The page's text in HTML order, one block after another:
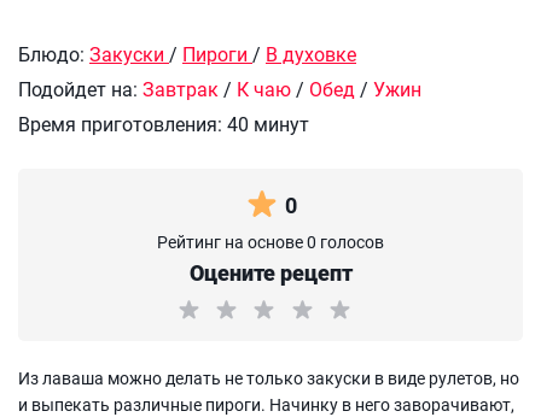
Блюдо: Закуски / Пироги / В духовке
Подойдет на: Завтрак / К чаю / Обед / Ужин
Время приготовления: 40 минут
0
Рейтинг на основе 0 голосов
Оцените рецепт
Из лаваша можно делать не только закуски в виде рулетов, но
и выпекать различные пироги. Начинку в него заворачивают,